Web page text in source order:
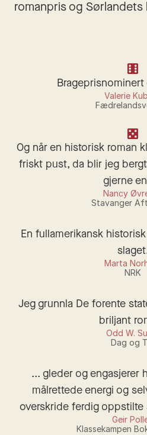
romanpris og
Valerie
Og når en historisk roman
friskt pust, da blir jeg
gjerne
Nancy
Stavanger
En fullamerikansk
Marta
NRK
Jeg grunnla De forente
briljant
Odd W.
Dag og
... gleder og engasjerer
målrettede energi og
overskride ferdig
Geir
Klassekampen